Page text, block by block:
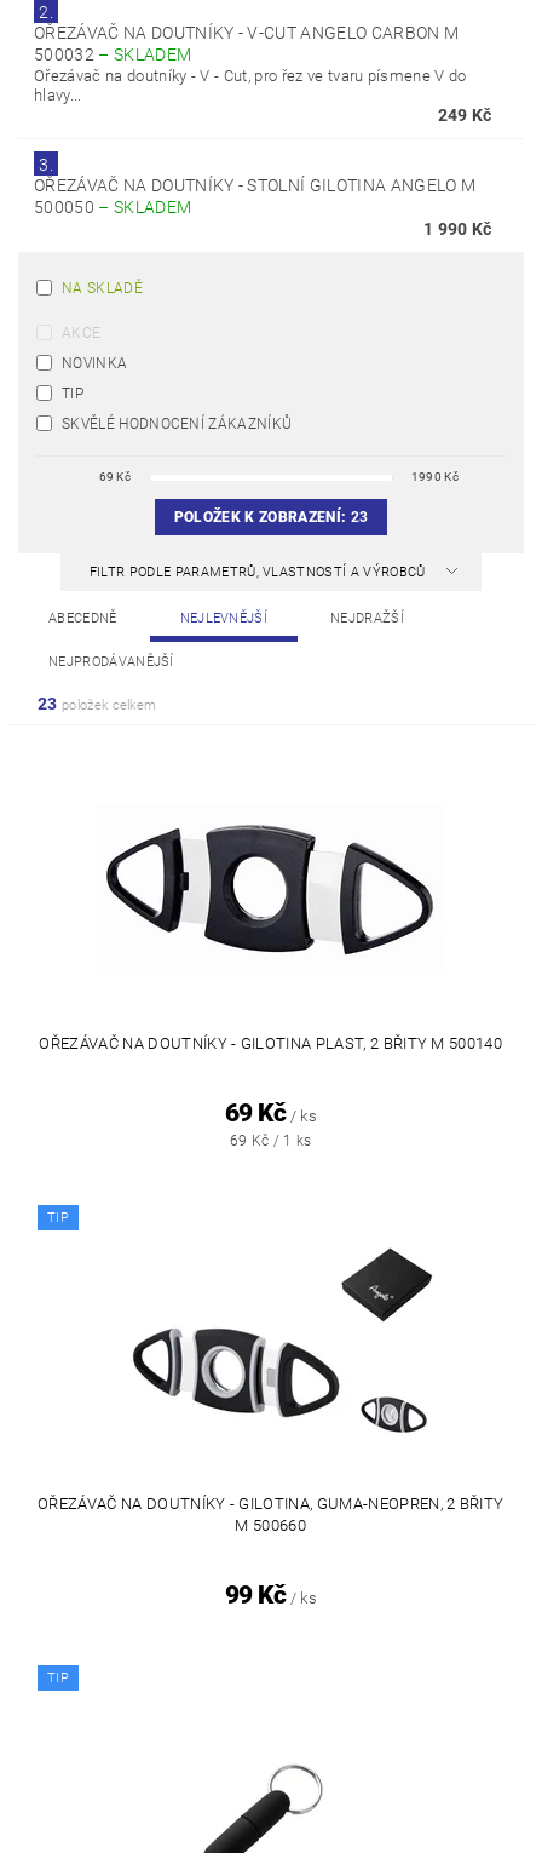
2.
OŘEZÁVAČ NA DOUTNÍKY - V-CUT ANGELO CARBON M
500032 –SKLADEM
Ořezávač na doutníky - V - Cut, pro řez ve tvaru písmene V do
hlavy...
249 Kč
3.
OŘEZÁVAČ NA DOUTNÍKY - STOLNÍ GILOTINA ANGELO M
500050 –SKLADEM
1 990 Kč
NA SKLADĚ
AKCE
NOVINKA
TIP
SKVĚLÉ HODNOCENÍ ZÁKAZNÍKŮ
69 Kč 1990 Kč
POLOŽEK K ZOBRAZENÍ: 23
FILTR PODLE PARAMETRŮ, VLASTNOSTÍ A VÝROBCŮ
ABECEDNĚ NEJLEVNĚJŠÍ NEJDRAŽŠÍ
NEJPRODÁVANĚJŠÍ
23 položek celkem
OŘEZÁVAČ NA DOUTNÍKY - GILOTINA PLAST, 2 BŘITY M 500140
69 Kč / ks
69 Kč / 1 ks
TIP
OŘEZÁVAČ NA DOUTNÍKY - GILOTINA, GUMA-NEOPREN, 2 BŘITY
M 500660
99 Kč / ks
TIP